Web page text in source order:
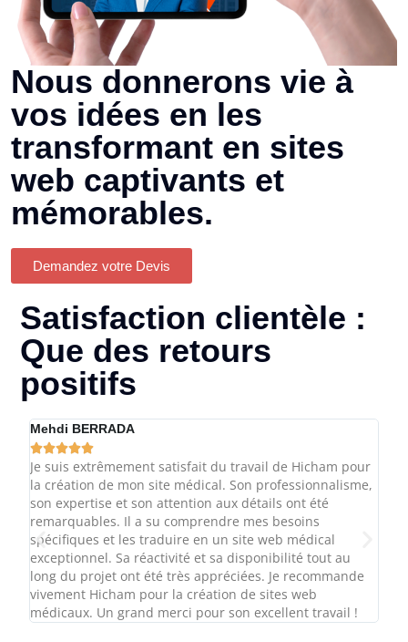
Nous donnerons vie à
vos idées en les
transformant en sites
web captivants et
mémorables.
Demandez votre Devis
Satisfaction clientèle :
Que des retours
positifs
Mehdi BERRADA

Je suis extrêmement satisfait du travail de Hicham pour
la création de mon site médical. Son professionnalisme,
son expertise et son attention aux détails ont été
remarquables. Il a su comprendre mes besoins
spécifiques et les traduire en un site web médical
exceptionnel. Sa réactivité et sa disponibilité tout au
long du projet ont été très appréciées. Je recommande
vivement Hicham pour la création de sites web
médicaux. Un grand merci pour son excellent travail !